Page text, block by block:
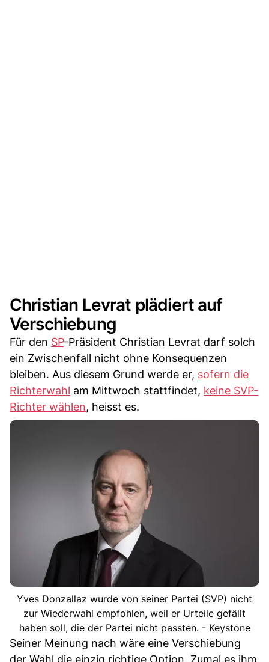
Christian Levrat plädiert auf
Verschiebung
Für den SP-Präsident Christian Levrat darf solch
ein Zwischenfall nicht ohne Konsequenzen
bleiben. Aus diesem Grund werde er, sofern die
Richterwahl am Mittwoch stattfindet, keine SVP-
Richter wählen, heisst es.
Yves Donzallaz wurde von seiner Partei (SVP) nicht
zur Wiederwahl empfohlen, weil er Urteile gefällt
haben soll, die der Partei nicht passten. - Keystone
Seiner Meinung nach wäre eine Verschiebung
der Wahl die einzig richtige Option. Zumal es ihm